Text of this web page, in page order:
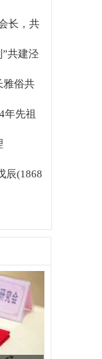
长，共
共建泾
雅俗共
年先祖
辰(1868